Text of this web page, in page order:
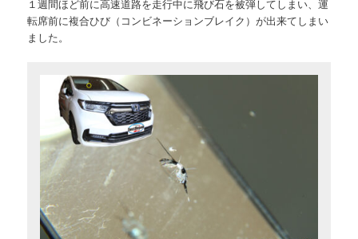
１週間ほど前に高速道路を走行中に飛び石を被弾してしまい、運
転席前に複合ひび（コンビネーションブレイク）が出来てしまい
ました。